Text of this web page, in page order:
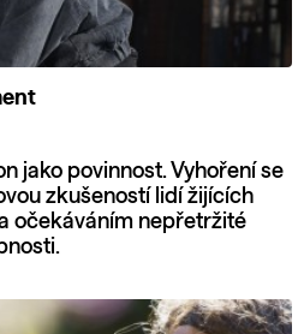
jako povinnost. Vyhoření se
zkušeností lidí žijících
očekáváním nepřetržité